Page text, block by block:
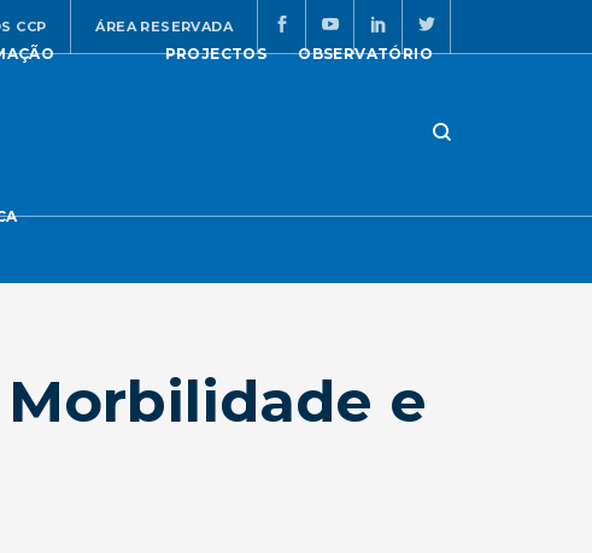
CCP ÁREA RESERVADA
PROJECTOS OBSERVATÓRIO
e